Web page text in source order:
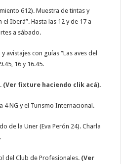
612). Muestra de tintas y
Iberá”. Hasta las 12 y de 17 a
a sábado.
avistajes con guías “Las aves del
16 y 16.45.
(Ver fixture haciendo clik acá).
4 NG y el Turismo Internacional.
de la Uner (Eva Perón 24). Charla
del Club de Profesionales. (Ver